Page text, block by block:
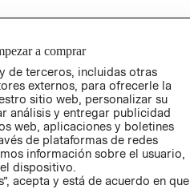
a comprar
de terceros, incluidas otras
externos, para ofrecerle la
sitio web, personalizar su
análisis y entregar publicidad
web, aplicaciones y boletines
de plataformas de redes
información sobre el usuario,
dispositivo.
acepta y está de acuerdo en que